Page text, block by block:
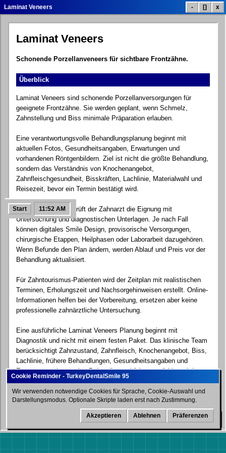
Behandlungsliste Behandlungspreise
Google Maps Social Links Dental Blog
FAQ Hilfe Kostenloses Angebot
Laminat Veneers - [] x
Laminat Veneers
Schonende Porzellanveneers für sichtbare Frontzähne.
Überblick
Laminat Veneers sind schonende Porzellanversorgungen für
geeignete Frontzähne. Sie werden geplant, wenn Schmelz,
Zahnstellung und Biss minimale Präparation erlauben.
Eine verantwortungsvolle Behandlungsplanung beginnt mit
aktuellen Fotos, Gesundheitsangaben, Erwartungen und
vorhandenen Röntgenbildern. Ziel ist nicht die größte Behandlung,
sondern das Verständnis von Knochenangebot,
Zahnfleischgesundheit, Bisskräften, Lachlinie, Materialwahl und
Reisezeit, bevor ein Termin bestätigt wird.
Beim Klinikbesuch prüft der Zahnarzt die Eignung mit
Untersuchung und diagnostischen Unterlagen. Je nach Fall
können digitales Smile Design, provisorische Versorgungen,
chirurgische Etappen, Heilphasen oder Laborarbeit dazugehören.
Wenn Befunde den Plan ändern, werden Ablauf und Preis vor der
Behandlung aktualisiert.
Für Zahntourismus-Patienten wird der Zeitplan mit realistischen
Terminen, Erholungszeit und Nachsorgehinweisen erstellt. Online-
Informationen helfen bei der Vorbereitung, ersetzen aber keine
professionelle zahnärztliche Untersuchung.
Eine ausführliche Laminat Veneers Planung beginnt mit
Diagnostik und nicht mit einem festen Paket. Das klinische Team
berücksichtigt Zahnzustand, Zahnfleisch, Knochenangebot, Biss,
Lachlinie, frühere Behandlungen, Gesundheitsangaben und
Erwartungen, bevor eine Behandlungsabfolge empfohlen wird.
Für Zahntourismus-Patienten erklärt der Plan außerdem, was
beim ersten Aufenthalt möglich ist, ob ein zweiter Besuch nötig
sein kann, wie lange der Patient in Kliniknähe bleiben sollte und
welche Nachsorge vor dem Rückflug wichtig ist. Das schützt
sowohl das ästhetische Ziel als auch die langfristige
Start 11:52 AM
WhatsApp
Wir verwenden notwendige Cookies für Sprache, Cookie-Auswahl und
Darstellungsmodus. Optionale Skripte laden erst nach Zustimmung.
Akzeptieren Ablehnen Präferenzen